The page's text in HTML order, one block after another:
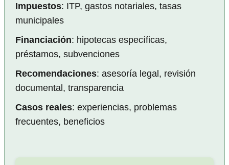
Impuestos: ITP, gastos notariales, tasas
municipales
Financiación: hipotecas específicas,
préstamos, subvenciones
Recomendaciones: asesoría legal, revisión
documental, transparencia
Casos reales: experiencias, problemas
frecuentes, beneficios